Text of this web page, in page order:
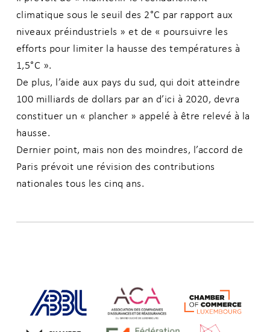
climatique sous le seuil des 2°C par rapport aux
niveaux préindustriels » et de « poursuivre les
efforts pour limiter la hausse des températures à
1,5°C ».
De plus, l’aide aux pays du sud, qui doit atteindre
100 milliards de dollars par an d’ici à 2020, devra
constituer un « plancher » appelé à être relevé à la
hausse.
Dernier point, mais non des moindres, l’accord de
Paris prévoit une révision des contributions
nationales tous les cinq ans.